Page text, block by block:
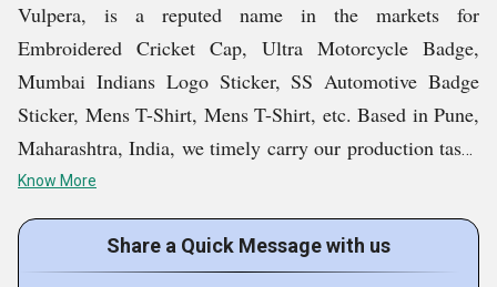
Vulpera, is a reputed name in the markets for
Embroidered Cricket Cap, Ultra Motorcycle Badge,
Mumbai Indians Logo Sticker, SS Automotive Badge
Sticker, Mens T-Shirt, Mens T-Shirt, etc. Based in Pune,
Maharashtra, India, we timely carry our production tasks
and deliver orders to valued customers. The products we
offer are praised for their fine finishing, attractive looks,
and trendiness.
Know More
Share a Quick Message with us